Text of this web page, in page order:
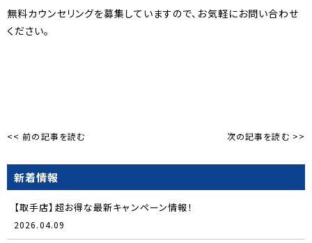
無料カウンセリングを募集していますので、お気軽にお問い合わせ
ください。
<< 前の記事を読む 次の記事を読む >>
新着情報
【取手店】超お得な最新キャンペーン情報！
2026.04.09